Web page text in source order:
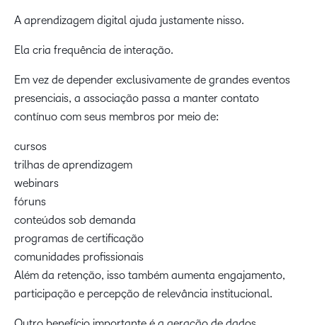
A aprendizagem digital ajuda justamente nisso.
Ela cria frequência de interação.
Em vez de depender exclusivamente de grandes eventos
presenciais, a associação passa a manter contato
contínuo com seus membros por meio de:
cursos
trilhas de aprendizagem
webinars
fóruns
conteúdos sob demanda
programas de certificação
comunidades profissionais
Além da retenção, isso também aumenta engajamento,
participação e percepção de relevância institucional.